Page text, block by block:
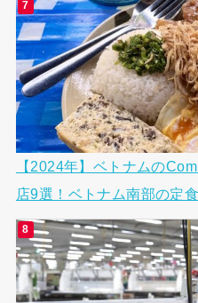
【2024年】ベトナムの
店9選！ベトナム南部の定